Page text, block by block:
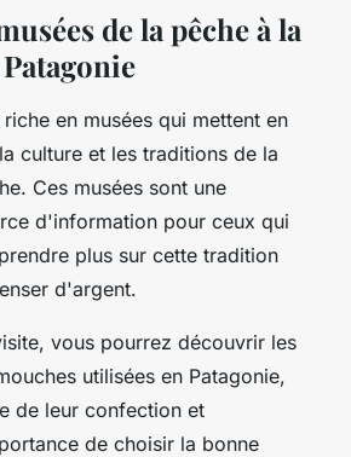
de la pêche à la
en musées qui mettent en
culture et les traditions de la
Ces musées sont une
d'information pour ceux qui
plus sur cette tradition
d'argent.
vous pourrez découvrir les
utilisées en Patagonie,
de leur confection et
de choisir la bonne